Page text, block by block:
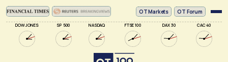
DOW JONES SP 500 NASDAQ FTSE 100 DAX 30 CAC 40
ΟΤ Markets OT Forum